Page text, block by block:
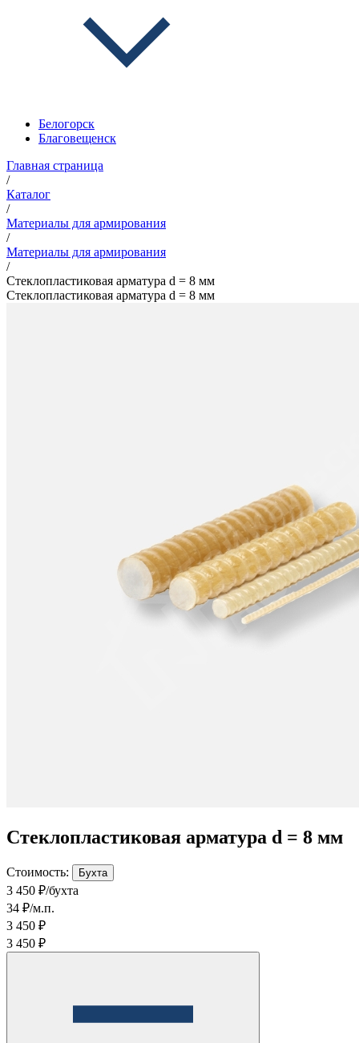
Белогорск
Благовещенск
Главная страница
/
Каталог
/
Материалы для армирования
/
Материалы для армирования
/
Стеклопластиковая арматура d = 8 мм
Стеклопластиковая арматура d = 8 мм
Стеклопластиковая арматура d = 8 мм
Стоимость: Бухта
3 450 ₽/бухта
34 ₽/м.п.
3 450 ₽
3 450 ₽